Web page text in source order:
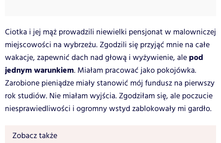
Ciotka i jej mąż prowadzili niewielki pensjonat w malowniczej
miejscowości na wybrzeżu. Zgodzili się przyjąć mnie na całe
wakacje, zapewnić dach nad głową i wyżywienie, ale pod
jednym warunkiem. Miałam pracować jako pokojówka.
Zarobione pieniądze miały stanowić mój fundusz na pierwszy
rok studiów. Nie miałam wyjścia. Zgodziłam się, ale poczucie
niesprawiedliwości i ogromny wstyd zablokowały mi gardło.
Zobacz także